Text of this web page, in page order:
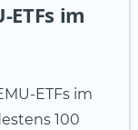
ETFs im
ETFs im
100